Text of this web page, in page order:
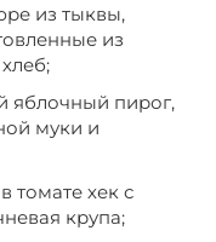
из тыквы,
из
яблочный пирог,
муки и
томате хек с
крупа;